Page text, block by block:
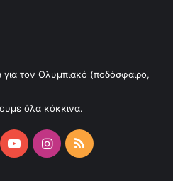
για τον Ολυμπιακό (ποδόσφαιρο,
όλα κόκκινα.
YouTubeInstagram
RSS